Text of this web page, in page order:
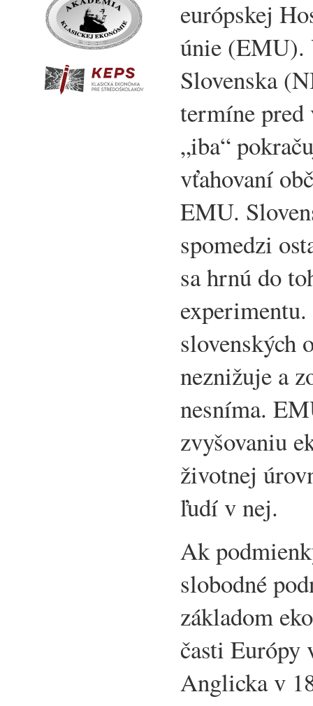
európskej
únie (EMU).
Slovenska
termíne pred
„iba“
vťahovaní
EMU.
spomedzi
sa hrnú do
slovenských
neznižuje a
nesníma.
zvyšovaniu
životnej
ľudí v nej.
Ak
slobodné
základom
časti
Anglicka v